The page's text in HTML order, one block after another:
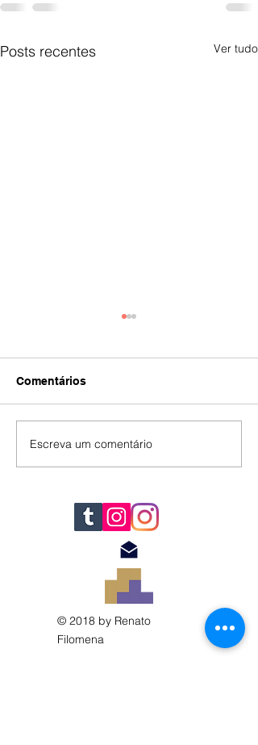
Posts recentes Ver tudo
IA
Comentários
Escreva um comentário
© 2018 by Renato
Filomena